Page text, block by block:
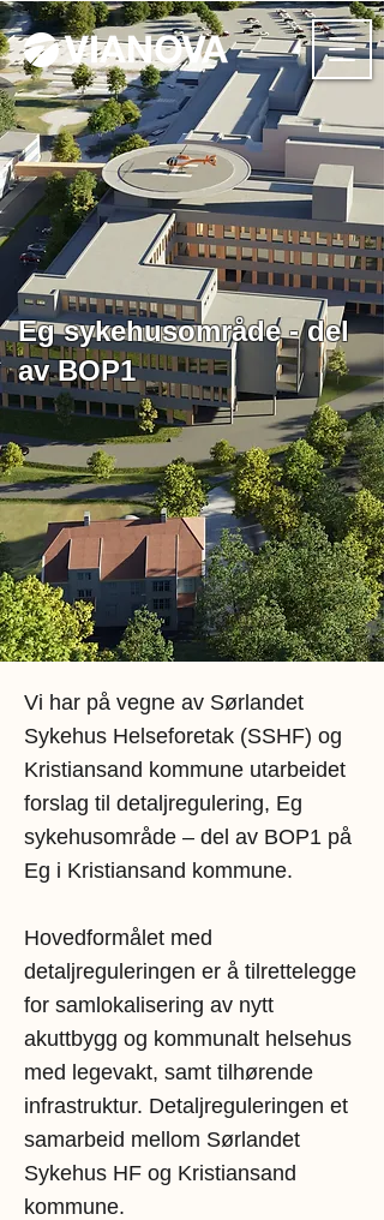
Eg sykehusområde - del
av BOP1
Vi har på vegne av Sørlandet
Sykehus Helseforetak (SSHF) og
Kristiansand kommune utarbeidet
forslag til detaljregulering, Eg
sykehusområde – del av BOP1 på
Eg i Kristiansand kommune.
Hovedformålet med
detaljreguleringen er å tilrettelegge
for samlokalisering av nytt
akuttbygg og kommunalt helsehus
med legevakt, samt tilhørende
infrastruktur. Detaljreguleringen et
samarbeid mellom Sørlandet
Sykehus HF og Kristiansand
kommune.